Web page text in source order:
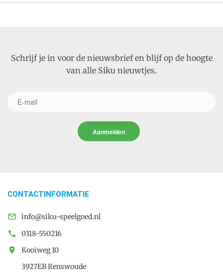
Schrijf je in voor de nieuwsbrief en blijf op de hoogte
van alle Siku nieuwtjes.
Aanmelden
CONTACTINFORMATIE

info@siku-speelgoed.nl

0318-550216

Kooiweg 10
3927EB Renswoude